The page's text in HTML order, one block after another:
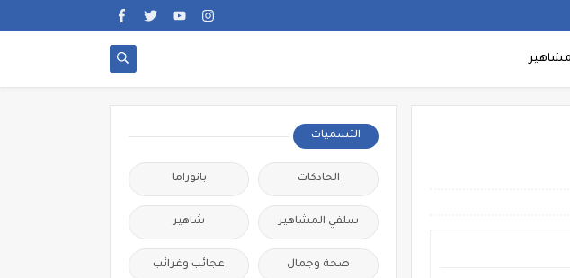
التسميات
الحادكات بانوراما
سلفي المشاهير شاهير
صحة وجمال عجائب وغرائب